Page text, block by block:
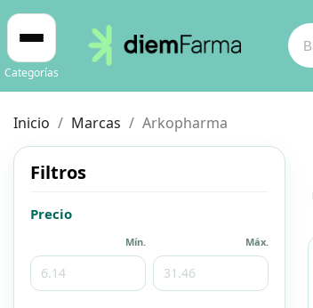
Categorías
Bebé y mamá
Bebé y mamá
Inicio Marcas Arkopharma
Filtros
Precio
Mín. Máx.